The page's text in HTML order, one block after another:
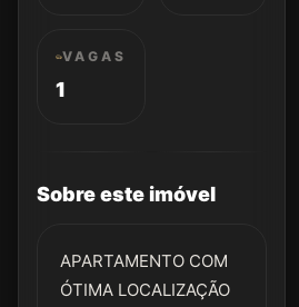
VAGAS
1
Sobre este imóvel
APARTAMENTO COM
ÓTIMA LOCALIZAÇÃO